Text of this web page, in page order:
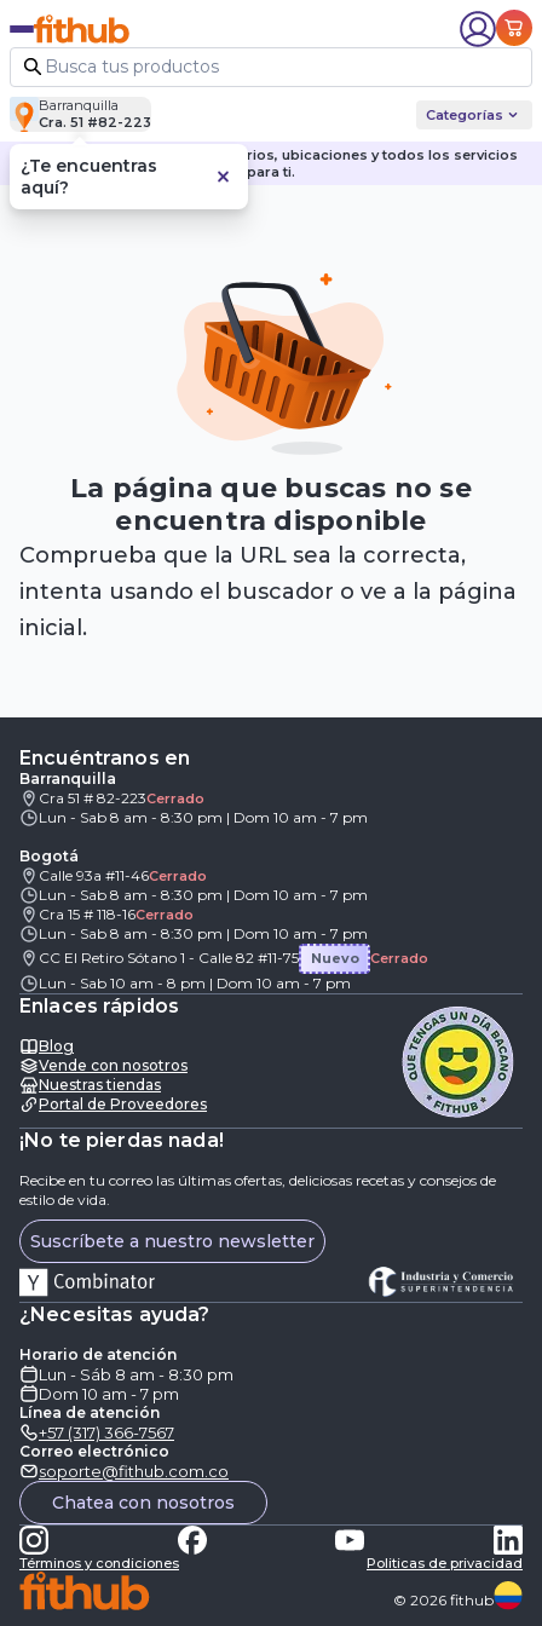
Barranquilla
Cra. 51 #82-223
Categorías
Descubre nuestras sedes, horarios, ubicaciones y todos los servicios
para ti.
La página que buscas no se
encuentra disponible
Comprueba que la URL sea la correcta,
intenta usando el buscador o ve a la página
inicial.
Encuéntranos en
Barranquilla
Cra 51 # 82-223Cerrado
Lun - Sab 8 am - 8:30 pm | Dom 10 am - 7 pm
Bogotá
Calle 93a #11-46Cerrado
Lun - Sab 8 am - 8:30 pm | Dom 10 am - 7 pm
Cra 15 # 118-16Cerrado
Lun - Sab 8 am - 8:30 pm | Dom 10 am - 7 pm
CC El Retiro Sótano 1 - Calle 82 #11-75
Nuevo Cerrado
Lun - Sab 10 am - 8 pm | Dom 10 am - 7 pm
Enlaces rápidos
Blog
Vende con nosotros
Nuestras tiendas
Portal de Proveedores
¡No te pierdas nada!
Recibe en tu correo las últimas ofertas, deliciosas recetas y consejos de
estilo de vida.
Suscríbete a nuestro newsletter
¿Necesitas ayuda?
Horario de atención
Lun - Sáb 8 am - 8:30 pm
Dom 10 am - 7 pm
Línea de atención
+57 (317) 366-7567
Correo electrónico
soporte@fithub.com.co
Chatea con nosotros
Términos y condiciones Politicas de privacidad
© 2026 fithub
¿Te encuentras
aquí?